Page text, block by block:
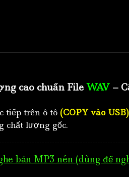
cao chuẩn File WAV–
tiếp trên ô tô (COPY vào USB)
chất lượng gốc.
bản MP3 nén (dùng để